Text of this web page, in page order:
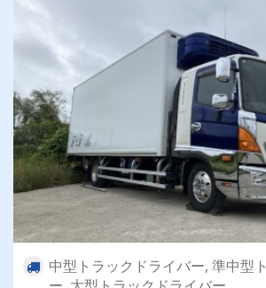
中型トラックドライバー, 準中型